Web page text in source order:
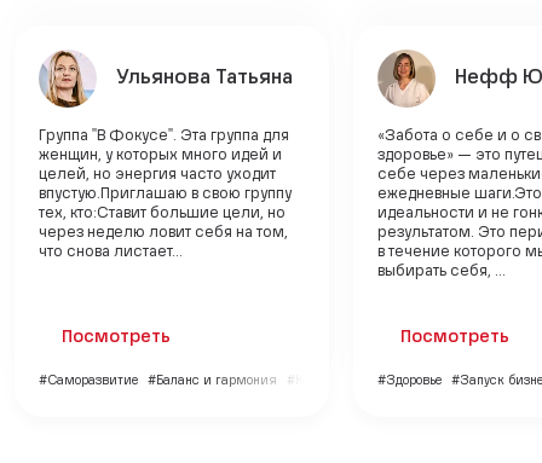
Ульянова Татьяна
Группа "В Фокусе". Эта группа для
женщин, у которых много идей и
целей, но энергия часто уходит
впустую.Приглашаю в свою группу
тех, кто:Ставит большие цели, но
через неделю ловит себя на том,
что снова листает...
Посмотреть
#Саморазвитие #Баланс и гармония #Коучинг
Нефф
«Забота о себе и о
здоровье» — это
себе через
ежедневные
идеальности и не
результатом. Это
в течение которого
выбирать себя, ...
Посмотреть
#Здоровье #Запуск